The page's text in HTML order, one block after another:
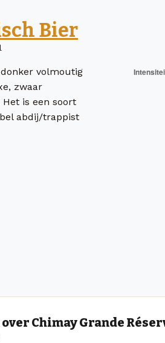
Bier
volmoutig
zwaar
is een soort
abdij/trappist
Chimay Grande